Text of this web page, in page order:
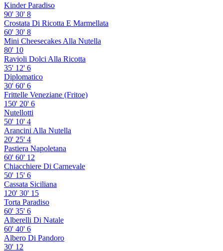
Kinder Paradiso
90' 30' 8
Crostata Di Ricotta E Marmellata
60' 30' 8
Mini Cheesecakes Alla Nutella
80' 10
Ravioli Dolci Alla Ricotta
35' 12' 6
Diplomatico
30' 60' 6
Frittelle Veneziane (Fritoe)
150' 20' 6
Nutellotti
50' 10' 4
Arancini Alla Nutella
20' 25' 4
Pastiera Napoletana
60' 60' 12
Chiacchiere Di Carnevale
50' 15' 6
Cassata Siciliana
120' 30' 15
Torta Paradiso
60' 35' 6
Alberelli Di Natale
60' 40' 6
Albero Di Pandoro
30' 12